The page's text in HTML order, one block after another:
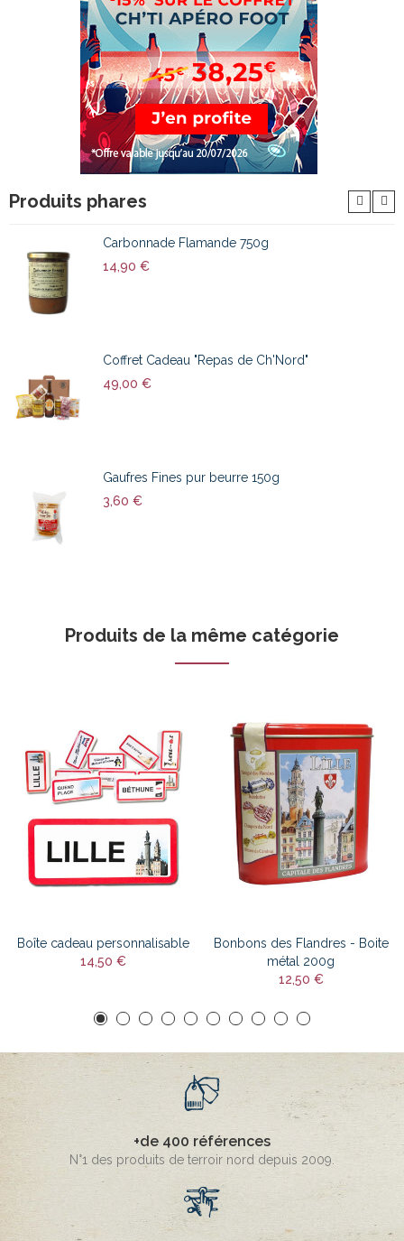
Produits phares
Carbonnade Flamande 750g
14,90 €
Coffret Cadeau "Repas de Ch'Nord"
49,00 €
Gaufres Fines pur beurre 150g
3,60 €
Produits de la même catégorie
Boîte cadeau personnalisable
14,50 €
Bonbons des Flandres - Boite
métal 200g
12,50 €
+de 400 références
N°1 des produits de terroir nord depuis 2009.